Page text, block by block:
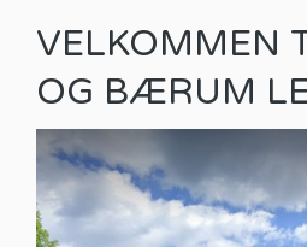
VELKOMMEN
OG BÆRUM